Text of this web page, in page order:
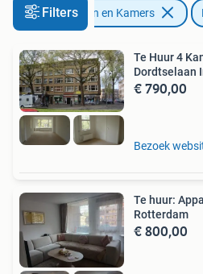
FiltersHuizen en Kamers
Te Huur 4
Dordtselaan
€ 790,00
Bezoek
Te huur:
Rotterdam
€ 800,00